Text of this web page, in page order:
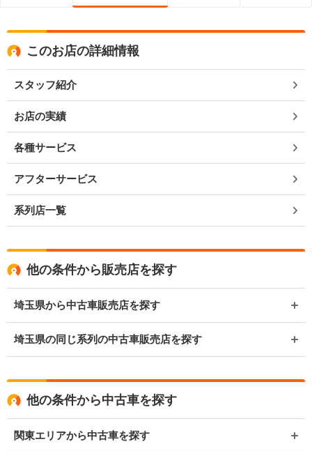
このお店の詳細情報
スタッフ紹介
お店の実績
各種サービス
アフターサービス
系列店一覧
他の条件から販売店を探す
埼玉県から中古車販売店を探す
埼玉県の同じ系列の中古車販売店を探す
他の条件から中古車を探す
関東エリアから中古車を探す